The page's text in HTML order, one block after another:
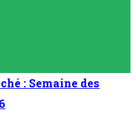
: Semaine des